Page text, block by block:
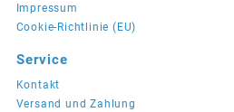
Impressum
Cookie-Richtlinie (EU)
Service
Kontakt
Versand und Zahlung